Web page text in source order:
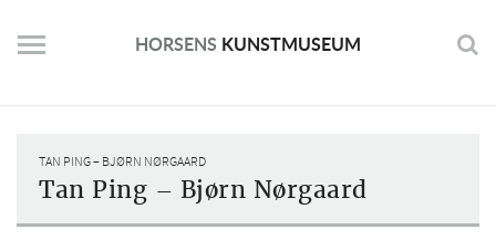
content
HORSENS KUNSTMUSEUM
TAN PING – BJØRN NØRGAARD
Tan Ping – Bjørn Nørgaard